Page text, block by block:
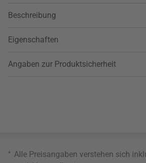
Beschreibung
Eigenschaften
Angaben zur Produktsicherheit
* Alle Preisangaben verstehen sich